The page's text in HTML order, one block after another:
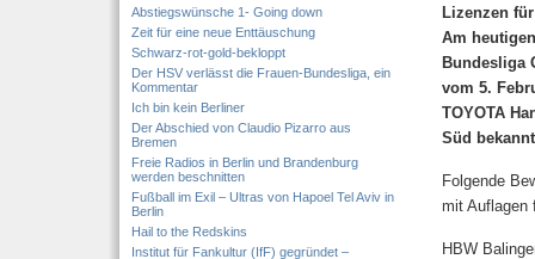
Abstiegswünsche 1- Going down
Zeit für eine neue Enttäuschung
Schwarz-rot-gold-bekloppt
Der HSV verlässt die Frauen-Bundesliga, ein
Kommentar
Ich bin kein Berliner
Der Abschied von Claudio Pizarro aus
Bremen
Freie Radios in Berlin und Brandenburg
werden beschnitten
Fußball im Exil – Ultras von Hapoel Tel Aviv in
Berlin
Hail to the Redskins
Institut für Fankultur (IfF) gegründet –
Lizenzen
Am
Bundesliga
vom 5.
TOYOTA
Süd
Folgende
mit Auflagen
HBW